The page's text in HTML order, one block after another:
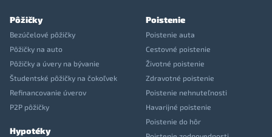
Pôžičky
Bezúčelové pôžičky
Pôžičky na auto
Pôžičky a úvery na bývanie
Študentské pôžičky na čokoľvek
Refinancovanie úverov
P2P pôžičky
Hypotéky
Poistenie
Poistenie auta
Cestovné poistenie
Životné poistenie
Zdravotné poistenie
Poistenie nehnuteľnosti
Havarijné poistenie
Poistenie do hôr